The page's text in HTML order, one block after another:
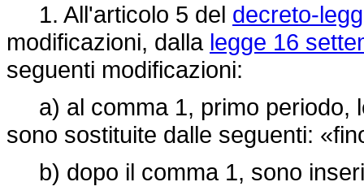
1. All'articolo 5 del decreto-
modificazioni, dalla legge 16
seguenti modificazioni:
a) al comma 1, primo periodo,
sono sostituite dalle seguenti:
b) dopo il comma 1, sono